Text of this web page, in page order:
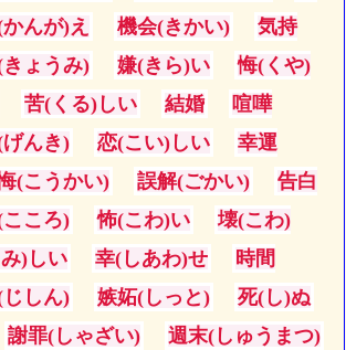
んが)え 機会(きかい)
気持
ょうみ) 嫌(きら)い
悔(くや)
苦(くる)しい 結婚
喧嘩
んき) 恋(こい)しい
幸運
(こうかい) 誤解(ごかい)
告白
ころ) 怖(こわ)い
壊(こわ)
)しい 幸(しあわ)せ
時間
じしん) 嫉妬(しっと)
死(し)ぬ
謝罪(しゃざい)
週末(しゅうまつ)